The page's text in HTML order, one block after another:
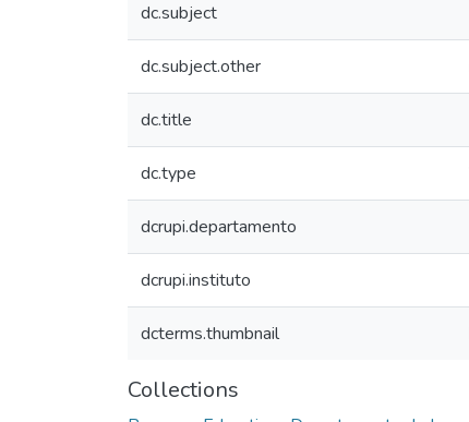
dc.subject
dc.subject.other
dc.title
dc.type
dcrupi.departamento
dcrupi.instituto
dcterms.thumbnail
Collections